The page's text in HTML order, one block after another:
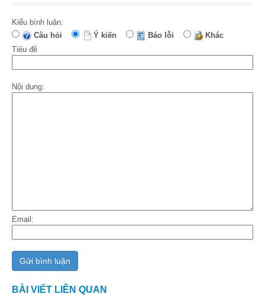
Kiểu bình luận:
Câu hỏi
Ý kiến Báo lỗi
Khác
Tiêu đề
Nội dung:
Email:
BÀI VIẾT LIÊN QUAN